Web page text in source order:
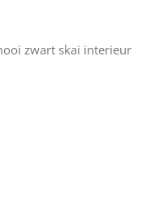
zwart skai interieur